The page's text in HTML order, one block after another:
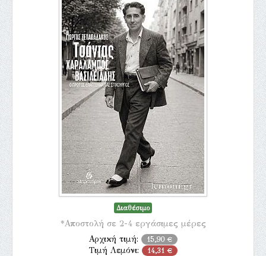
Διαθέσιμο
*Αποστολή σε 2-4 εργάσιμες μέρες
Αρχική τιμή: 15,90 €
Τιμή Λεμόνι: 14,31 €